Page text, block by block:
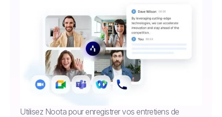
Utilisez Noota pour enregistrer vos entretiens de